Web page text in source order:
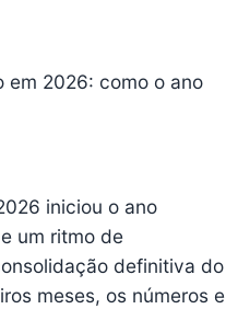
em 2026: como o ano
iniciou o ano
um ritmo de
definitiva do
meses, os números e